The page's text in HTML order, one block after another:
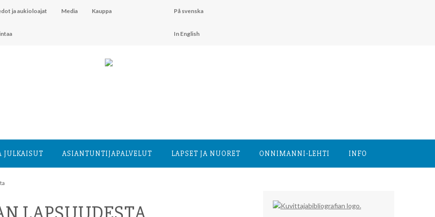
ja aukioloajat Media Kauppa På svenska
In English
JULKAISUT ASIANTUNTIJA­PALVELUT LAPSET JA NUORET ONNIMANNI-LEHTI INFO